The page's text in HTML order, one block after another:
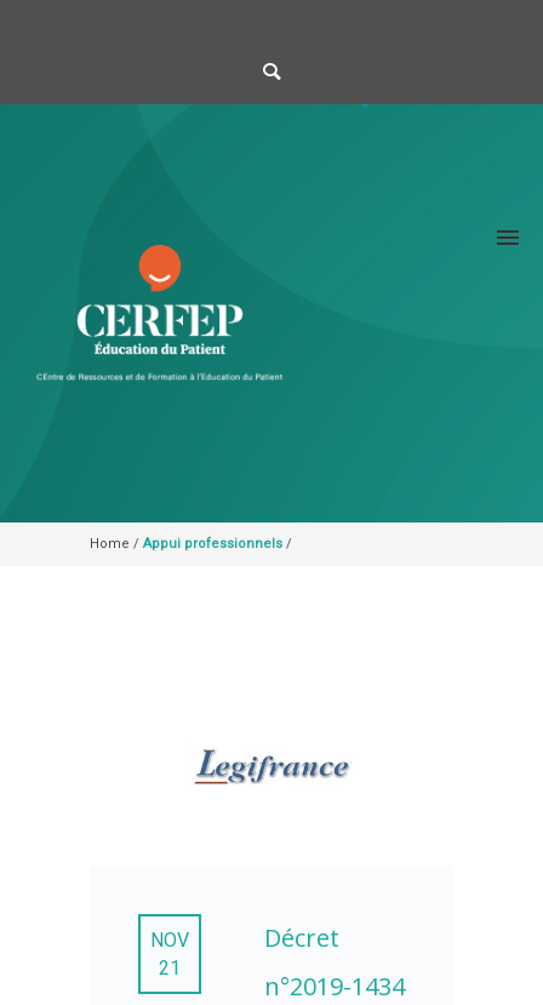
Home /Appui professionnels /
NOV
21
Décret
n°2019-1434